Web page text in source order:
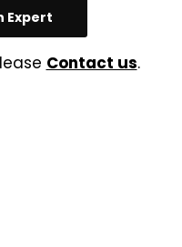
Expert
Contact us.